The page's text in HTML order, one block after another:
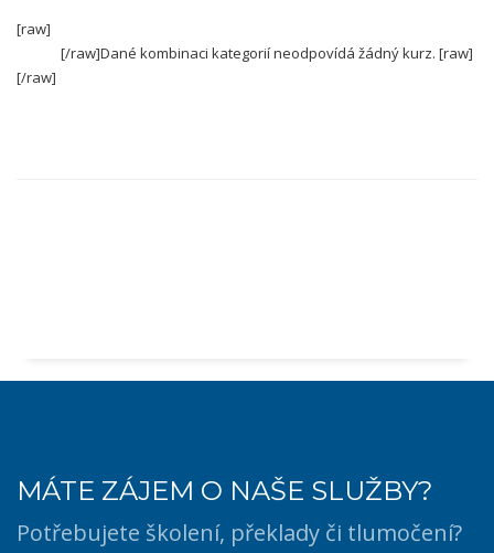
[raw]
[/raw]Dané kombinaci kategorií neodpovídá žádný kurz. [raw]
[/raw]
MÁTE ZÁJEM O NAŠE SLUŽBY?
Potřebujete školení, překlady či tlumočení?